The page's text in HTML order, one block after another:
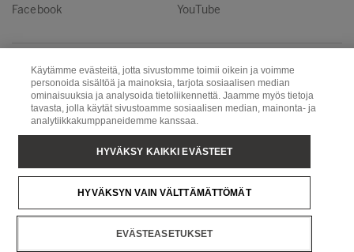
Facebook YouTube
Metsä Group
Metsä Wood
Metsä Fibre
Metsä Board
Metsä Tissue
Metsä Spring
Copyright © Metsä Group
Käytämme evästeitä, jotta sivustomme toimii oikein ja voimme
personoida sisältöä ja mainoksia, tarjota sosiaalisen median
ominaisuuksia ja analysoida tietoliikennettä. Jaamme myös tietoja
tavasta, jolla käytät sivustoamme sosiaalisen median, mainonta- ja
analytiikkakumppaneidemme kanssaa.
EVÄSTEASETUKSET
HYVÄKSYN VAIN VÄLTTÄMÄTTÖMÄT
HYVÄKSY KAIKKI EVÄSTEET